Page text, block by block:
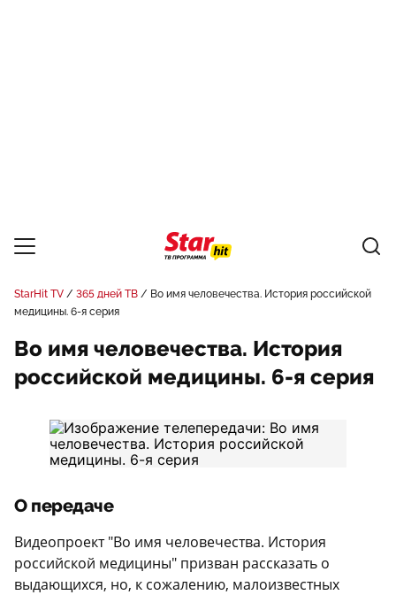
StarHit TV 365 дней ТВ
Во имя человечества. История российской
медицины. 6-я серия
Во имя человечества. История
российской медицины. 6-я серия
О передаче
Видеопроект "Во имя человечества. История
российской медицины" призван рассказать о
выдающихся, но, к сожалению, малоизвестных